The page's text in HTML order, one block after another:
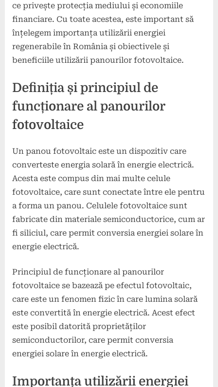
ce privește protecția mediului și economiile
financiare. Cu toate acestea, este important să
înțelegem importanța utilizării energiei
regenerabile în România și obiectivele și
beneficiile utilizării panourilor fotovoltaice.
Definiția și principiul de
funcționare al panourilor
fotovoltaice
Un panou fotovoltaic este un dispozitiv care
converteste energia solară în energie electrică.
Acesta este compus din mai multe celule
fotovoltaice, care sunt conectate între ele pentru
a forma un panou. Celulele fotovoltaice sunt
fabricate din materiale semiconductorice, cum ar
fi siliciul, care permit conversia energiei solare în
energie electrică.
Principiul de funcționare al panourilor
fotovoltaice se bazează pe efectul fotovoltaic,
care este un fenomen fizic în care lumina solară
este convertită în energie electrică. Acest efect
este posibil datorită proprietăților
semiconductorilor, care permit conversia
energiei solare în energie electrică.
Importanța utilizării energiei